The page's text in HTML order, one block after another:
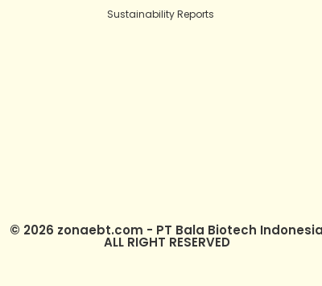
Sustainability Reports
© 2026 zonaebt.com - PT Bala Biotech Indonesia
ALL RIGHT RESERVED